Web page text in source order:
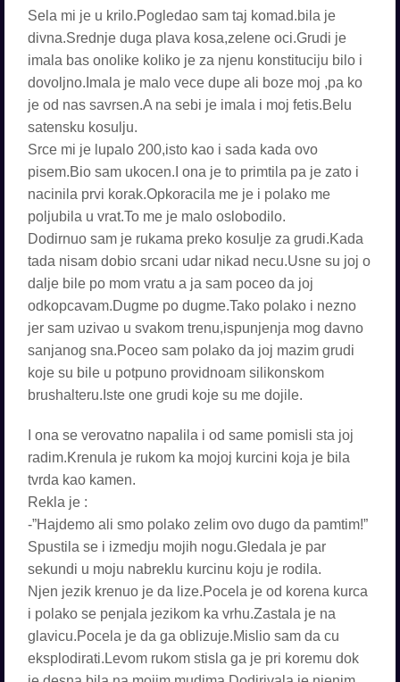
Sela mi je u krilo.Pogledao sam taj komad.bila je
divna.Srednje duga plava kosa,zelene oci.Grudi je
imala bas onolike koliko je za njenu konstituciju bilo i
dovoljno.Imala je malo vece dupe ali boze moj ,pa ko
je od nas savrsen.A na sebi je imala i moj fetis.Belu
satensku kosulju.
Srce mi je lupalo 200,isto kao i sada kada ovo
pisem.Bio sam ukocen.I ona je to primtila pa je zato i
nacinila prvi korak.Opkoracila me je i polako me
poljubila u vrat.To me je malo oslobodilo.
Dodirnuo sam je rukama preko kosulje za grudi.Kada
tada nisam dobio srcani udar nikad necu.Usne su joj o
dalje bile po mom vratu a ja sam poceo da joj
odkopcavam.Dugme po dugme.Tako polako i nezno
jer sam uzivao u svakom trenu,ispunjenja mog davno
sanjanog sna.Poceo sam polako da joj mazim grudi
koje su bile u potpuno providnoam silikonskom
brushalteru.Iste one grudi koje su me dojile.
I ona se verovatno napalila i od same pomisli sta joj
radim.Krenula je rukom ka mojoj kurcini koja je bila
tvrda kao kamen.
Rekla je :
-”Hajdemo ali smo polako zelim ovo dugo da pamtim!”
Spustila se i izmedju mojih nogu.Gledala je par
sekundi u moju nabreklu kurcinu koju je rodila.
Njen jezik krenuo je da lize.Pocela je od korena kurca
i polako se penjala jezikom ka vrhu.Zastala je na
glavicu.Pocela je da ga oblizuje.Mislio sam da cu
eksplodirati.Levom rukom stisla ga je pri koremu dok